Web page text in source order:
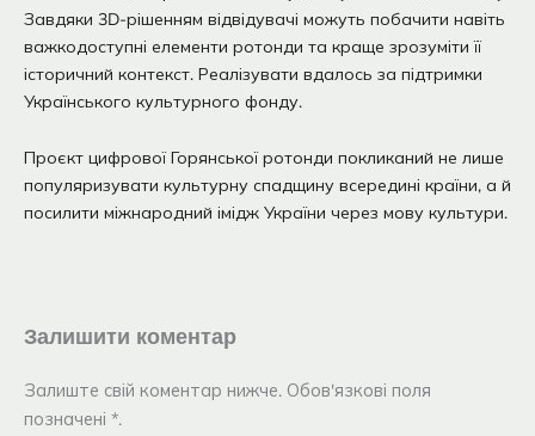
Завдяки 3D-рішенням відвідувачі можуть побачити навіть
важкодоступні елементи ротонди та краще зрозуміти її
історичний контекст. Реалізувати вдалось за підтримки
Українського культурного фонду.
Проєкт цифрової Горянської ротонди покликаний не лише
популяризувати культурну спадщину всередині країни, а й
посилити міжнародний імідж України через мову культури.
Залишити коментар
Залиште свій коментар нижче. Обов'язкові поля
позначені *.